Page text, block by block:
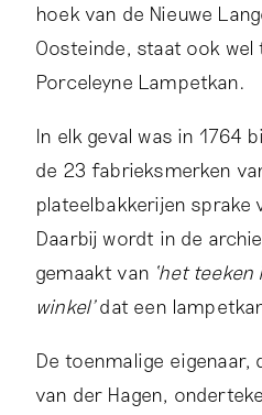
hoek van de Nieuwe
Oosteinde, staat ook wel
Porceleyne Lampetkan.
In elk geval was in 1764
de 23 fabrieksmerken
plateelbakkerijen sprake
Daarbij wordt in de
gemaakt van ‘het
winkel’dat een
De toenmalige eigenaar,
van der Hagen,